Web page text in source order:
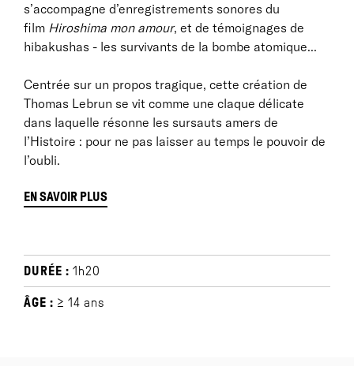
s’accompagne d’enregistrements sonores du
film Hiroshima mon amour, et de témoignages de
hibakushas - les survivants de la bombe atomique...
Centrée sur un propos tragique, cette création de
Thomas Lebrun se vit comme une claque délicate
dans laquelle résonne les sursauts amers de
l’Histoire : pour ne pas laisser au temps le pouvoir de
l’oubli.
EN SAVOIR PLUS
NOTE D'INTENTION
«J’ai voulu imposer l’impossibilité d’accrocher,
d’amarrer à l’événement d’Hiroshima, enfin à la
DURÉE : 1h20
ÂGE : ≥ 14 ans